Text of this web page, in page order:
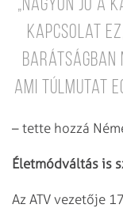
„Nagyon jó a
kapcsolat
barátságban
ami túlmutat
– tette hozzá
Életmódváltás is
Az ATV vezetője